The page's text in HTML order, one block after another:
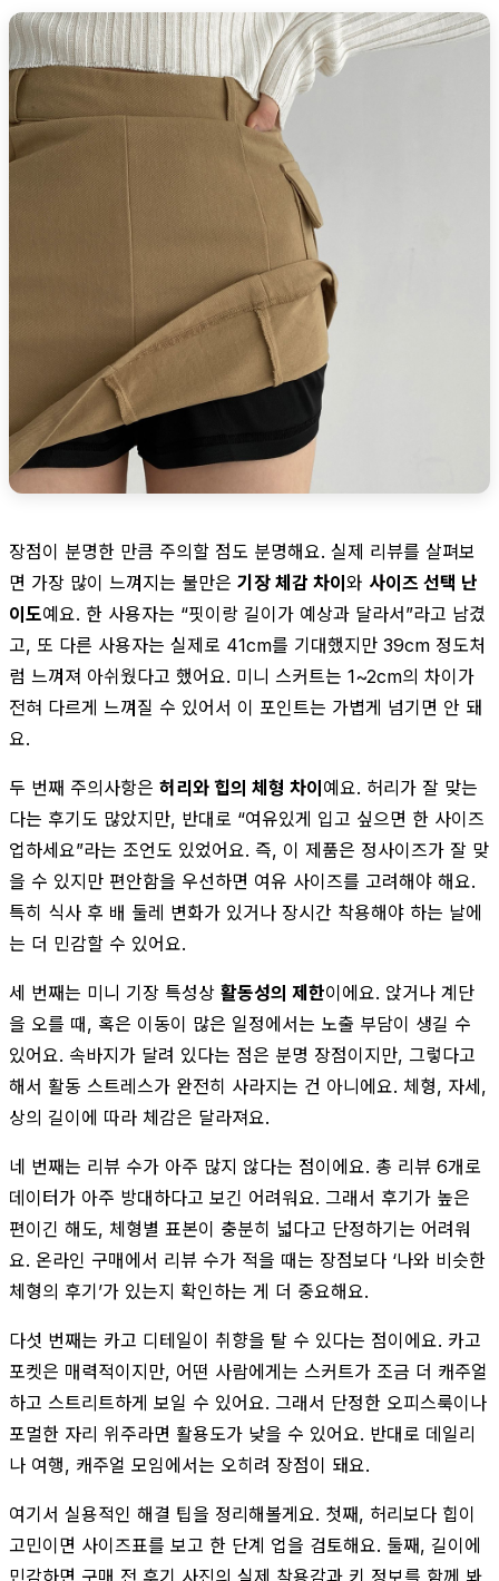
장점이 분명한 만큼 주의할 점도 분명해요. 실제 리뷰를 살펴보
면 가장 많이 느껴지는 불만은 기장 체감 차이와 사이즈 선택 난
이도예요. 한 사용자는 “핏이랑 길이가 예상과 달라서”라고 남겼
고, 또 다른 사용자는 실제로 41cm를 기대했지만 39cm 정도처
럼 느껴져 아쉬웠다고 했어요. 미니 스커트는 1~2cm의 차이가
전혀 다르게 느껴질 수 있어서 이 포인트는 가볍게 넘기면 안 돼
요.
두 번째 주의사항은 허리와 힙의 체형 차이예요. 허리가 잘 맞는
다는 후기도 많았지만, 반대로 “여유있게 입고 싶으면 한 사이즈
업하세요”라는 조언도 있었어요. 즉, 이 제품은 정사이즈가 잘 맞
을 수 있지만 편안함을 우선하면 여유 사이즈를 고려해야 해요.
특히 식사 후 배 둘레 변화가 있거나 장시간 착용해야 하는 날에
는 더 민감할 수 있어요.
세 번째는 미니 기장 특성상 활동성의 제한이에요. 앉거나 계단
을 오를 때, 혹은 이동이 많은 일정에서는 노출 부담이 생길 수
있어요. 속바지가 달려 있다는 점은 분명 장점이지만, 그렇다고
해서 활동 스트레스가 완전히 사라지는 건 아니에요. 체형, 자세,
상의 길이에 따라 체감은 달라져요.
네 번째는 리뷰 수가 아주 많지 않다는 점이에요. 총 리뷰 6개로
데이터가 아주 방대하다고 보긴 어려워요. 그래서 후기가 높은
편이긴 해도, 체형별 표본이 충분히 넓다고 단정하기는 어려워
요. 온라인 구매에서 리뷰 수가 적을 때는 장점보다 ‘나와 비슷한
체형의 후기’가 있는지 확인하는 게 더 중요해요.
다섯 번째는 카고 디테일이 취향을 탈 수 있다는 점이에요. 카고
포켓은 매력적이지만, 어떤 사람에게는 스커트가 조금 더 캐주얼
하고 스트리트하게 보일 수 있어요. 그래서 단정한 오피스룩이나
포멀한 자리 위주라면 활용도가 낮을 수 있어요. 반대로 데일리
나 여행, 캐주얼 모임에서는 오히려 장점이 돼요.
여기서 실용적인 해결 팁을 정리해볼게요. 첫째, 허리보다 힙이
고민이면 사이즈표를 보고 한 단계 업을 검토해요. 둘째, 길이에
민감하면 구매 전 후기 사진의 실제 착용감과 키 정보를 함께 봐